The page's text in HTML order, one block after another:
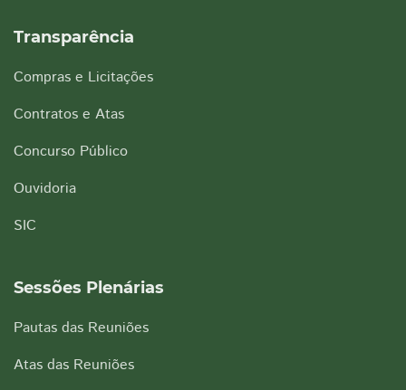
Transparência
Compras e Licitações
Contratos e Atas
Concurso Público
Ouvidoria
SIC
Sessões Plenárias
Pautas das Reuniões
Atas das Reuniões